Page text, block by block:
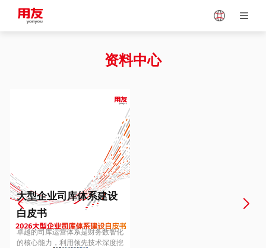
Vietnam
Europe
Hungary
资料中心
大型企业司库体系建设
白皮书
卓越的司库运营体系是财务数智化
的核心能力，利用领先技术深度挖